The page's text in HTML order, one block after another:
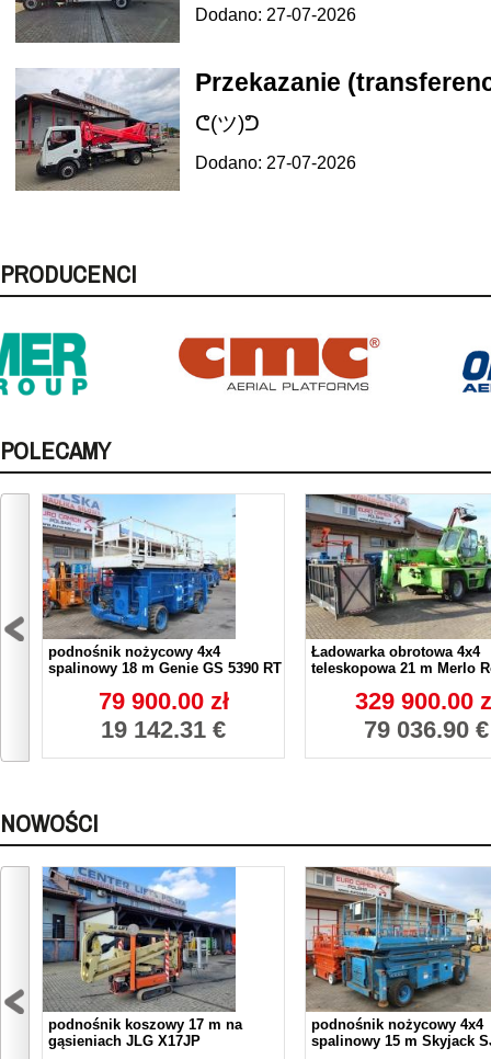
Dodano: 27-07-2026
Przekazanie
ᕦ(ツ)ᕤ
Dodano: 27-07-2026
PRODUCENCI
POLECAMY
podnośnik nożycowy 4x4
spalinowy 18 m Genie GS 5390 RT
79 900.00 zł
19 142.31 €
Ładowarka obrotowa 4x4
teleskopowa 21 m Merlo
329 900.00
79 036.90 €
NOWOŚCI
podnośnik koszowy 17 m na
gąsieniach JLG X17JP
podnośnik nożycowy 4x4
spalinowy 15 m Skyjack